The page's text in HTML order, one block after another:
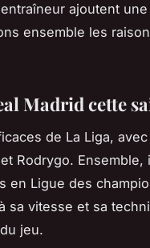
ajoutent une
ensemble les
Madrid cette
de La Liga,
Rodrygo. Ensemble,
en Ligue des
sa vitesse et sa
jeu.